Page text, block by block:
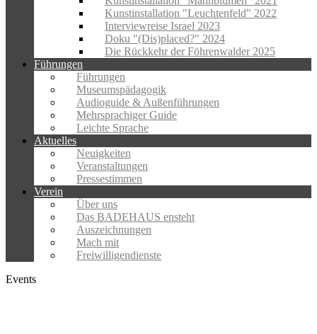
Kunstinstallation "Leuchtenfeld" 2022
Interviewreise Israel 2023
Doku "(Dis)placed?" 2024
Die Rückkehr der Föhrenwalder 2025
Führungen
Führungen
Museumspädagogik
Audioguide & Außenführungen
Mehrsprachiger Guide
Leichte Sprache
Aktuelles
Neuigkeiten
Veranstaltungen
Pressestimmen
Verein
Über uns
Das BADEHAUS ensteht
Auszeichnungen
Mach mit
Freiwilligendienste
Events